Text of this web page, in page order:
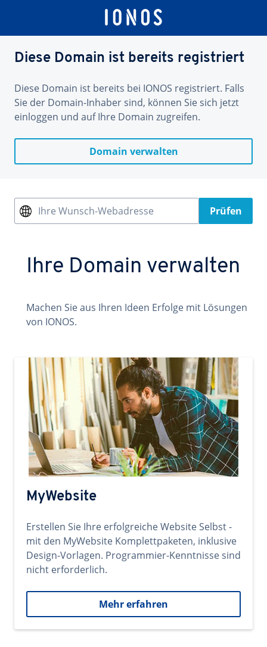
Diese Domain ist bereits registriert
Diese Domain ist bereits bei IONOS registriert. Falls
Sie der Domain-Inhaber sind, können Sie sich jetzt
einloggen und auf Ihre Domain zugreifen.
Domain verwalten
Ihre Wunsch-Webadresse Prüfen
Ihre Domain verwalten
Machen Sie aus Ihren Ideen Erfolge mit Lösungen
von IONOS.
MyWebsite
Erstellen Sie Ihre erfolgreiche Website Selbst -
mit den MyWebsite Komplettpaketen, inklusive
Design-Vorlagen. Programmier-Kenntnisse sind
nicht erforderlich.
Mehr erfahren